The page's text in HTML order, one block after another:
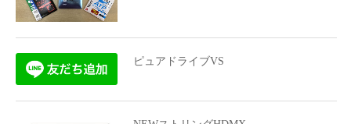
ピュアドライブVS